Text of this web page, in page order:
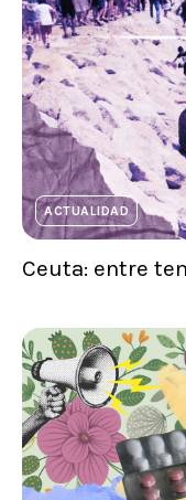
ACTUALIDAD
Ceuta: entre